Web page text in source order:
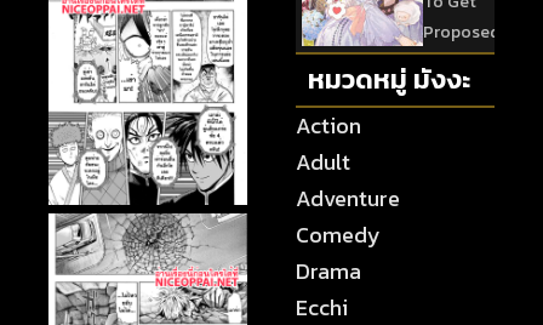
Proposed
หมวดหมู่ มังงะ
Action
Adult
Adventure
Comedy
Drama
Ecchi